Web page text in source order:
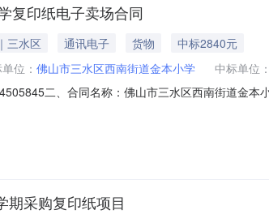
复印纸电子卖场合同
三水区 通讯电子 货物
中标2840元
位： 佛山市三水区西南街道金本小学 中标单位：
二、合同名称：佛山市三水区西南街道金
东海街道高丰水上新村一巷1号首层之一联系方式
期采购复印纸项目